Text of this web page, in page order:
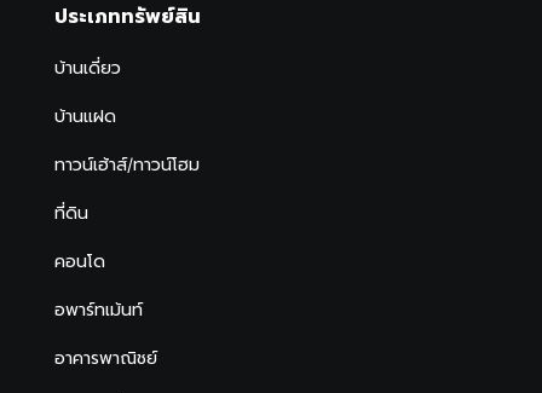
ประเภททรัพย์สิน
บ้านเดี่ยว
บ้านแฝด
ทาวน์เฮ้าส์/ทาวน์โฮม
ที่ดิน
คอนโด
อพาร์ทเม้นท์
อาคารพาณิชย์